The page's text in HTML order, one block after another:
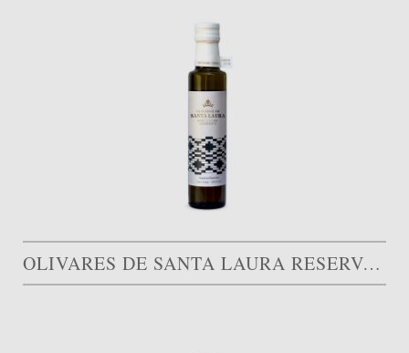
OLIVARES DE SANTA LAURA RESERVA FAMILIAR